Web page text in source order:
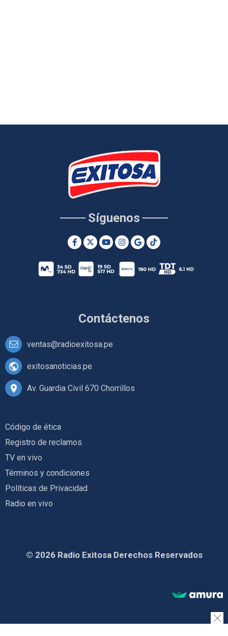
Contáctenos
ventas@radioexitosa.pe
exitosanoticias.pe
Av. Guardia Civil 670 Chorrillos
Síguenos
Código de ética
Registro de reclamos
TV en vivo
Términos y condiciones
Políticas de Privacidad
Radio en vivo
© 2026 Radio Exitosa Derechos Reservados